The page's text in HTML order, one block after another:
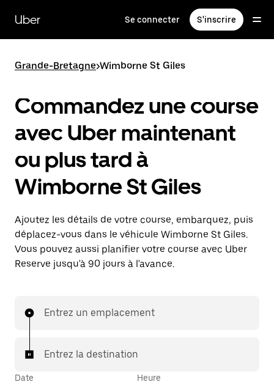
contenu
principal
Uber Se connecter S'inscrire
Grande-Bretagne>Wimborne St Giles
Commandez une course
avec Uber maintenant
ou plus tard à
Wimborne St Giles
Ajoutez les détails de votre course, embarquez, puis
déplacez-vous dans le véhicule Wimborne St Giles.
Vous pouvez aussi planifier votre course avec Uber
Reserve jusqu'à 90 jours à l'avance.
Entrez un emplacement
Entrez la destination
Date Heure